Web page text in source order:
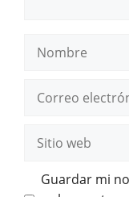
Nombre
electrónico
web
Guardar mi